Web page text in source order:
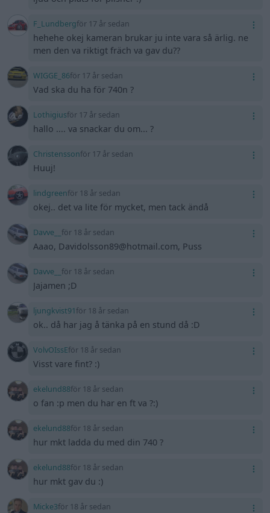
F_Lundbergför 17 år sedan
hehehe okej kameran brukar ju inte vara så ärlig. ne
men den va riktigt fräch va gav du??
WIGGE_86för 17 år sedan
Vad ska du ha för 740n ?
Lothigiusför 17 år sedan
hallo .... va snackar du om... ?
Christenssonför 17 år sedan
Huuj!
lindgreenför 18 år sedan
okej.. det va lite för mycket, men tack ändå
Davve__ för 18 år sedan
Aaao, Davidolsson89@hotmail.com, Puss
Davve__ för 18 år sedan
Jajamen ;D
ljungkvist91för 18 år sedan
ok.. då har jag å tänka på en stund då :D
VolvOIssEför 18 år sedan
Visst vare fint? :)
ekelund88för 18 år sedan
o fan :p men du har en ft va ?:)
ekelund88för 18 år sedan
hur mkt ladda du med din 740 ?
ekelund88för 18 år sedan
hur mkt gav du :)
Micke3för 18 år sedan